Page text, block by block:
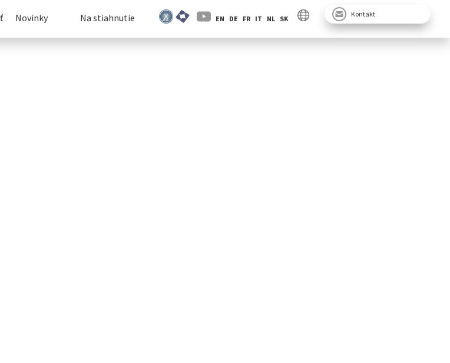
Novinky Na stiahnutie EN DE FR IT NL SK
Kontakt